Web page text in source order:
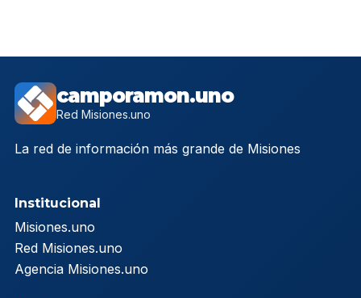
camporamon.uno
Red Misiones.uno
La red de información más grande de Misiones
Institucional
Misiones.uno
Red Misiones.uno
Agencia Misiones.uno